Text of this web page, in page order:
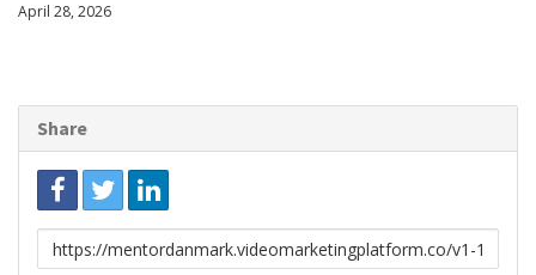
April 28, 2026
Share
Link
to